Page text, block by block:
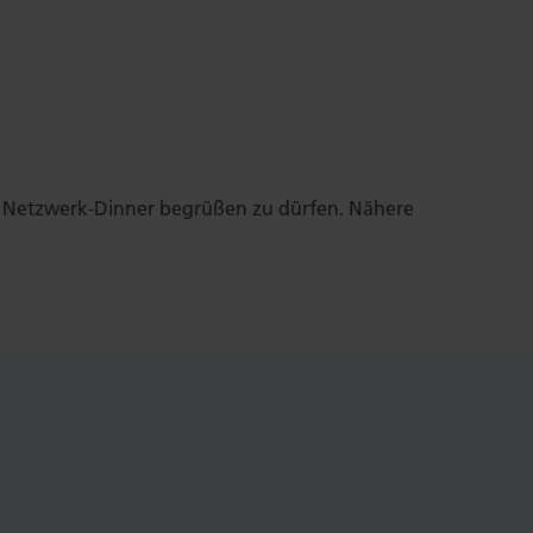
Dinner begrüßen zu dürfen. Nähere